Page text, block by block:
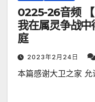
0225-26音频 【
我在属灵争战
庭
2023年2月24日
本篇感谢大卫之家